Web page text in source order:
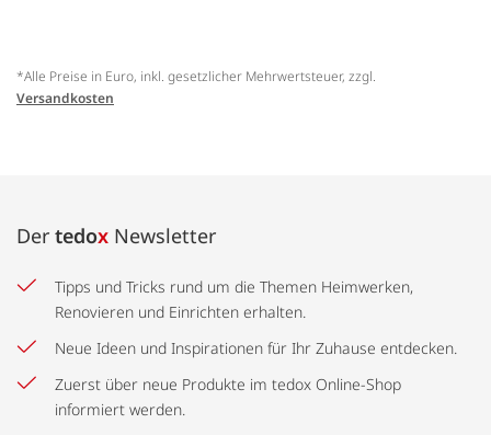
*Alle Preise in Euro, inkl. gesetzlicher Mehrwertsteuer, zzgl.
Versandkosten
Der tedox Newsletter
Tipps und Tricks rund um die Themen Heimwerken,
Renovieren und Einrichten erhalten.
Neue Ideen und Inspirationen für Ihr Zuhause entdecken.
Zuerst über neue Produkte im tedox Online-Shop
informiert werden.